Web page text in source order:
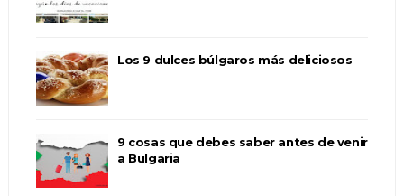
Los 9 dulces búlgaros más deliciosos
9 cosas que debes saber antes de venir
a Bulgaria